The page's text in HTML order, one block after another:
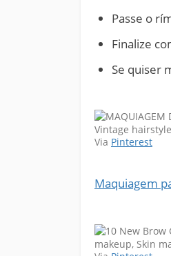
Passe o
Finalize
Se quiser
Via Pinterest
Maquiagem